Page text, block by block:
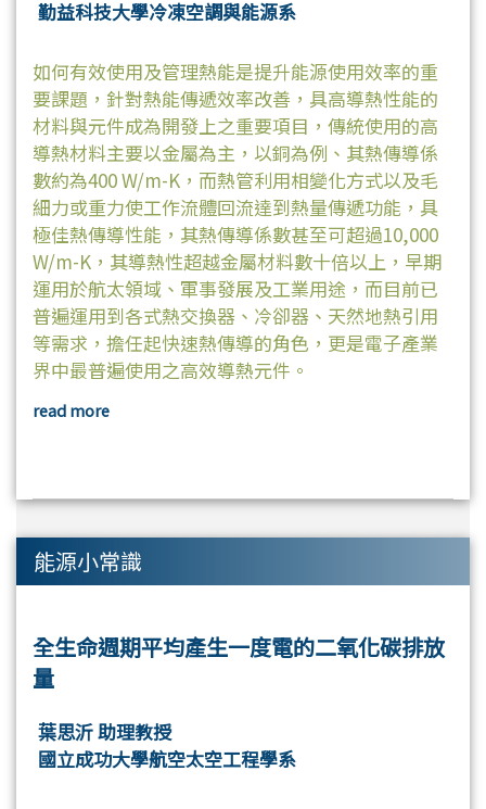
勤益科技大學冷凍空調與能源系
如何有效使用及管理熱能是提升能源使用效率的重
要課題，針對熱能傳遞效率改善，具高導熱性能的
材料與元件成為開發上之重要項目，傳統使用的高
導熱材料主要以金屬為主，以銅為例、其熱傳導係
數約為400 W/m-K，而熱管利用相變化方式以及毛
細力或重力使工作流體回流達到熱量傳遞功能，具
極佳熱傳導性能，其熱傳導係數甚至可超過10,000
W/m-K，其導熱性超越金屬材料數十倍以上，早期
運用於航太領域、軍事發展及工業用途，而目前已
普遍運用到各式熱交換器、冷卻器、天然地熱引用
等需求，擔任起快速熱傳導的角色，更是電子產業
界中最普遍使用之高效導熱元件。
read more
能源小常識
全生命週期平均產生一度電的二氧化碳排放
量
葉思沂 助理教授
國立成功大學航空太空工程學系